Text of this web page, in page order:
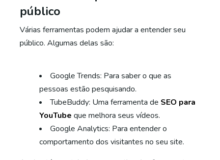
público
Várias ferramentas podem ajudar a entender seu
público. Algumas delas são:
Google Trends: Para saber o que as
pessoas estão pesquisando.
TubeBuddy: Uma ferramenta de SEO para
YouTube que melhora seus vídeos.
Google Analytics: Para entender o
comportamento dos visitantes no seu site.